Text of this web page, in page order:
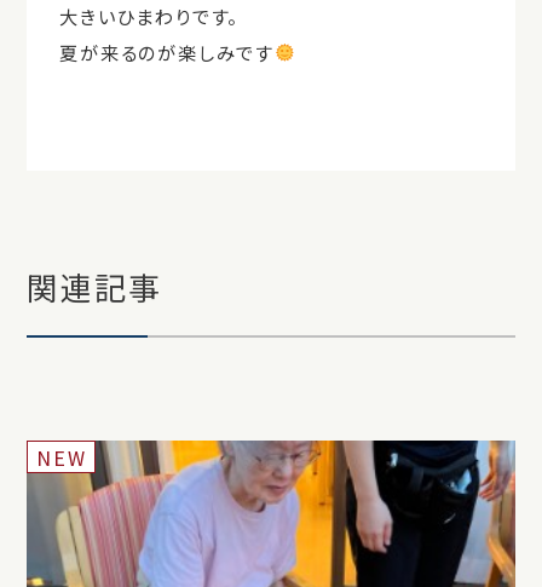
大きいひまわりです。
夏が来るのが楽しみです
関連記事
NEW